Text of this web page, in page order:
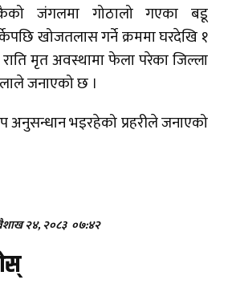
जंगलमा गोठालो गएका बडू
खोजतलास गर्ने क्रममा घरदेखि १
राति मृत अवस्थामा फेला परेका जिल्ला
जनाएको छ ।
अनुसन्धान भइरहेको प्रहरीले जनाएको
वैशाख २४, २०८३ ०७:४२